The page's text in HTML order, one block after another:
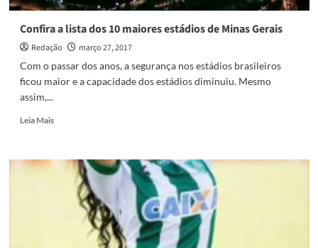
B
2017
Confira a lista dos 10 maiores estádios de Minas Gerais
Redação
março 27, 2017
Com o passar dos anos, a segurança nos estádios brasileiros
ficou maior e a capacidade dos estádios diminuiu. Mesmo
assim,...
Leia MaisRead
Confira
maiores